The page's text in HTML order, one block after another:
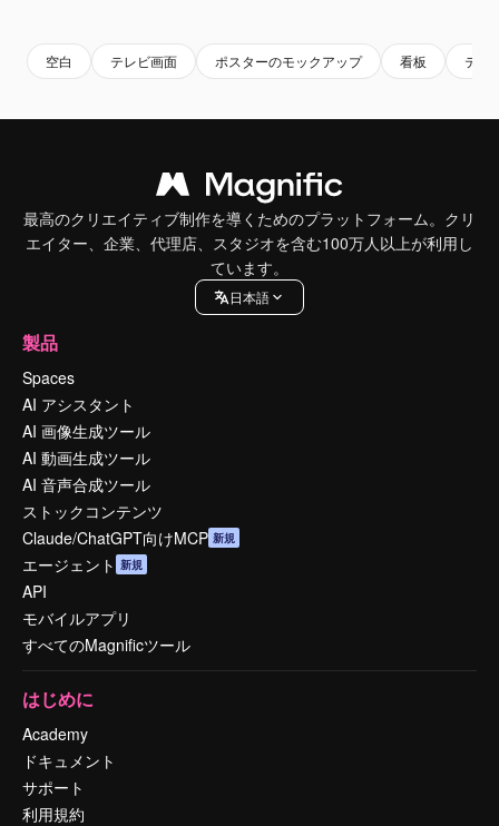
空白 テレビ画面 ポスターのモックアップ 看板 テレ
最高のクリエイティブ制作を導くためのプラットフォーム。クリ
エイター、企業、代理店、スタジオを含む100万人以上が利用し
ています。
日本語
製品
Spaces
AI アシスタント
AI 画像生成ツール
AI 動画生成ツール
AI 音声合成ツール
ストックコンテンツ
Claude/ChatGPT向けMCP 新規
エージェント 新規
API
モバイルアプリ
すべてのMagnificツール
はじめに
Academy
ドキュメント
サポート
利用規約